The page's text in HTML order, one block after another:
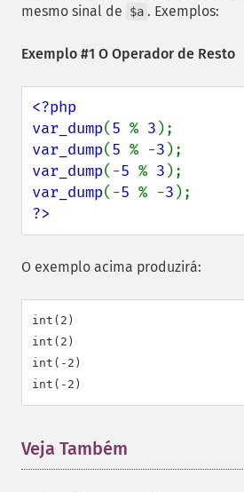
mesmo sinal de
$a . Exemplos:
Exemplo #1 O Operador de Resto
<?php
var_dump(5 % 3
var_dump(5 % -3
var_dump(-5 % 3
var_dump(-5 % -3
?>
O exemplo acima produzirá:
int(2)
int(2)
int(-2)
Veja Também